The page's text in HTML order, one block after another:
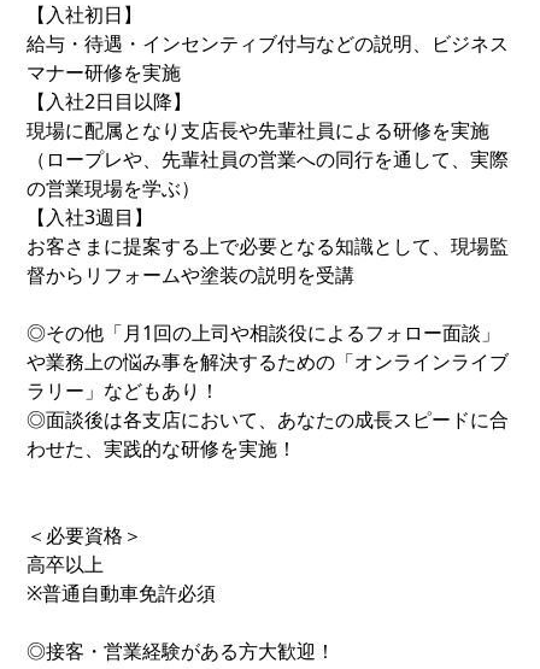
【入社初日】
給与・待遇・インセンティブ付与などの説明、ビジネス
マナー研修を実施
【入社2日目以降】
現場に配属となり支店長や先輩社員による研修を実施
（ロープレや、先輩社員の営業への同行を通して、実際
の営業現場を学ぶ）
【入社3週目】
お客さまに提案する上で必要となる知識として、現場監
督からリフォームや塗装の説明を受講
◎その他「月1回の上司や相談役によるフォロー面談」
や業務上の悩み事を解決するための「オンラインライブ
ラリー」などもあり！
◎面談後は各支店において、あなたの成長スピードに合
わせた、実践的な研修を実施！
＜必要資格＞
高卒以上
※普通自動車免許必須
◎接客・営業経験がある方大歓迎！